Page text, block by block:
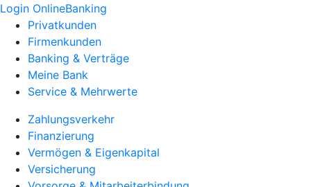
Login OnlineBanking
Privatkunden
Firmenkunden
Banking & Verträge
Meine Bank
Service & Mehrwerte
Zahlungsverkehr
Finanzierung
Vermögen & Eigenkapital
Versicherung